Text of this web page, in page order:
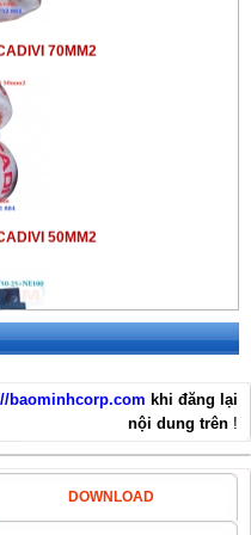
70MM2
50MM2
SGT50-25+NE100
baominhcorp.com khi đăng lại
nội dung trên !
DOWNLOAD